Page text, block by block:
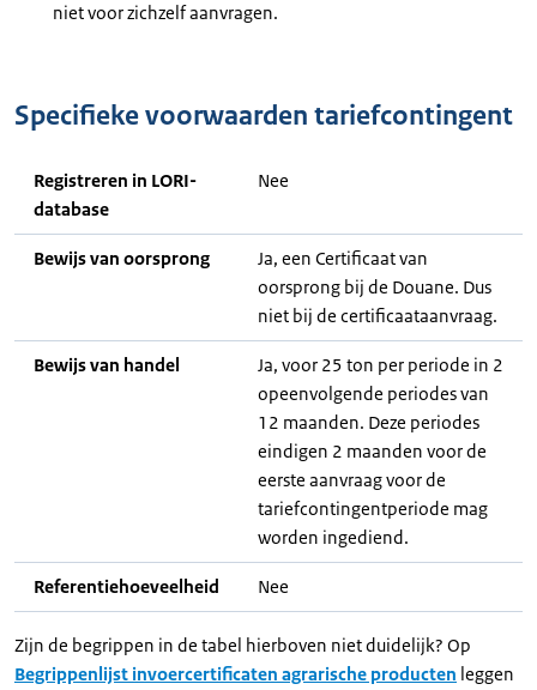
niet voor zichzelf aanvragen.
Specifieke voorwaarden tariefcontingent
Registreren in LORI-
database
Nee
Bewijs van oorsprong
Ja, een Certificaat van
oorsprong bij de Douane. Dus
niet bij de certificaataanvraag.
Bewijs van handel
Ja, voor 25 ton per periode in 2
opeenvolgende periodes van
12 maanden. Deze periodes
eindigen 2 maanden voor de
eerste aanvraag voor de
tariefcontingentperiode mag
worden ingediend.
Referentiehoeveelheid Nee
Zijn de begrippen in de tabel hierboven niet duidelijk? Op
Begrippenlijst invoercertificaten agrarische producten leggen